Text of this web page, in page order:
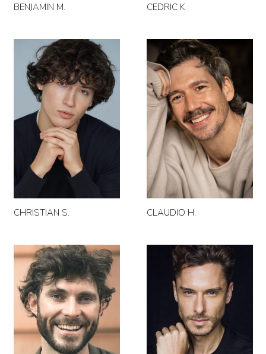
BENJAMIN M. CEDRIC K.
CHRISTIAN S. CLAUDIO H.